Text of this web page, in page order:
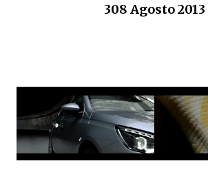
308 Agosto 2013